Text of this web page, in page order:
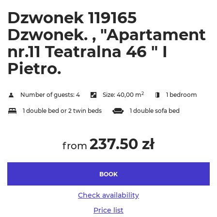
Dzwonek 119165
Dzwonek. , "Apartament
nr.11 Teatralna 46 " I
Pietro.
Number of guests: 4 Size: 40,00 m2 1 bedroom
1 double bed or 2 twin beds 1 double sofa bed
from 237.50 zł
BOOK
Check availability
Price list